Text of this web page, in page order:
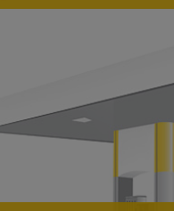
Die Station Montabaur-